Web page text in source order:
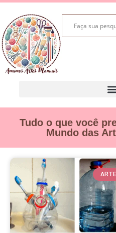
Tudo o que você
Mundo das